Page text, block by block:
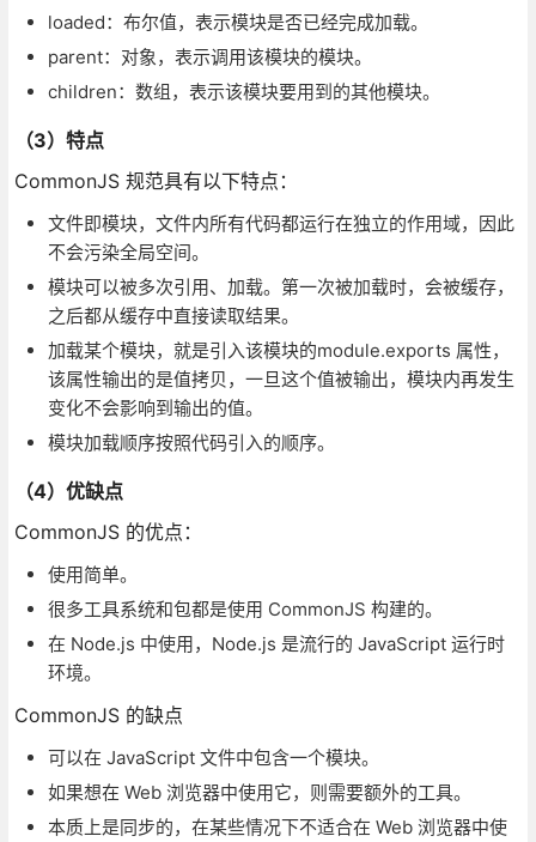
loaded：布尔值，表示模块是否已经完成加载。
parent：对象，表示调用该模块的模块。
children：数组，表示该模块要用到的其他模块。
（3）特点
CommonJS 规范具有以下特点：
文件即模块，文件内所有代码都运行在独立的作用域，因此
不会污染全局空间。
模块可以被多次引用、加载。第一次被加载时，会被缓存，
之后都从缓存中直接读取结果。
加载某个模块，就是引入该模块的module.exports 属性，
该属性输出的是值拷贝，一旦这个值被输出，模块内再发生
变化不会影响到输出的值。
模块加载顺序按照代码引入的顺序。
（4）优缺点
CommonJS 的优点：
使用简单。
很多工具系统和包都是使用 CommonJS 构建的。
在 Node.js 中使用，Node.js 是流行的 JavaScript 运行时
环境。
CommonJS 的缺点
可以在 JavaScript 文件中包含一个模块。
如果想在 Web 浏览器中使用它，则需要额外的工具。
本质上是同步的，在某些情况下不适合在 Web 浏览器中使